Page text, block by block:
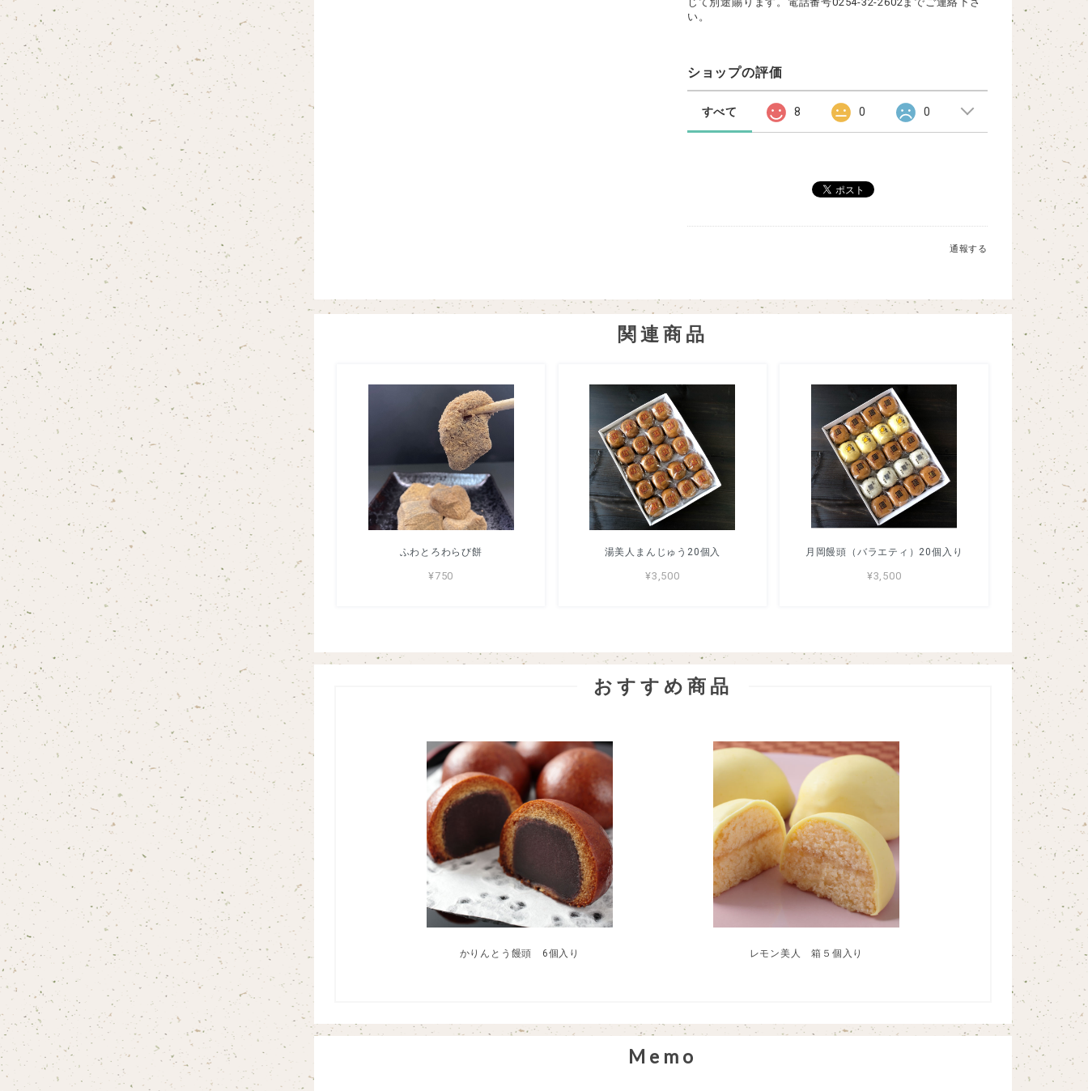
い。
ショップの評価
すべて 8 0 0
通報する
関連商品
ふわとろわらび餅
¥750
湯美人まんじゅう20個入
¥3,500
月岡饅頭（バラエティ）20個入り
¥3,500
おすすめ商品
かりんとう饅頭 6個入り レモン美人 箱５個入り
Memo